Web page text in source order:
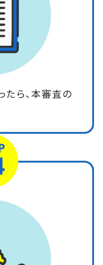
ら、本審査の